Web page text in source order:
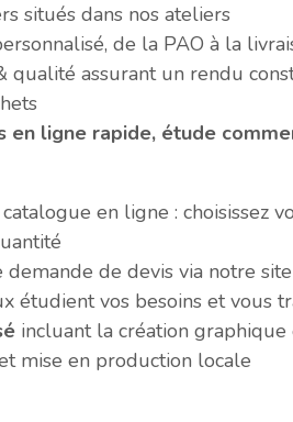
situés dans nos ateliers
de la PAO à la
qualité assurant un rendu
en ligne rapide, étude
en ligne : choisissez
de devis via notre site
étudient vos besoins et vous
incluant la création
mise en production locale